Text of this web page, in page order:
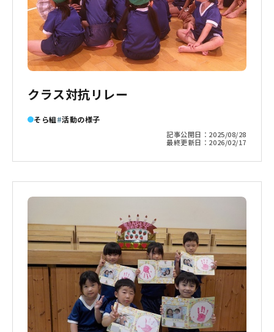
クラス対抗リレー
そら組 活動の様子
記事公開日： 2025/08/28
最終更新日： 2026/02/17